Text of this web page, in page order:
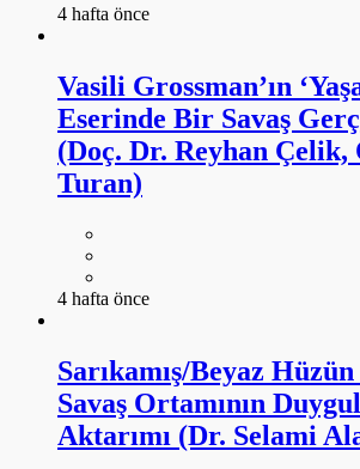
4 hafta önce
Vasili Grossman’ın
Eserinde Bir Savaş
(Doç. Dr. Reyhan Çelik,
Turan)
4 hafta önce
Sarıkamış/Beyaz
Savaş Ortamının
Aktarımı (Dr. Selami